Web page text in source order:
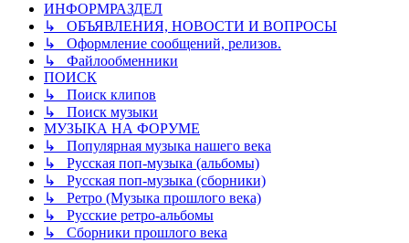
ИНФОРМРАЗДЕЛ
↳ ОБЪЯВЛЕНИЯ, НОВОСТИ И ВОПРОСЫ
↳ Оформление сообщений, релизов.
↳ Файлообменники
ПОИСК
↳ Поиск клипов
↳ Поиск музыки
МУЗЫКА НА ФОРУМЕ
↳ Популярная музыка нашего века
↳ Русская поп-музыка (альбомы)
↳ Русская поп-музыка (сборники)
↳ Ретро (Музыка прошлого века)
↳ Русские ретро-альбомы
↳ Сборники прошлого века